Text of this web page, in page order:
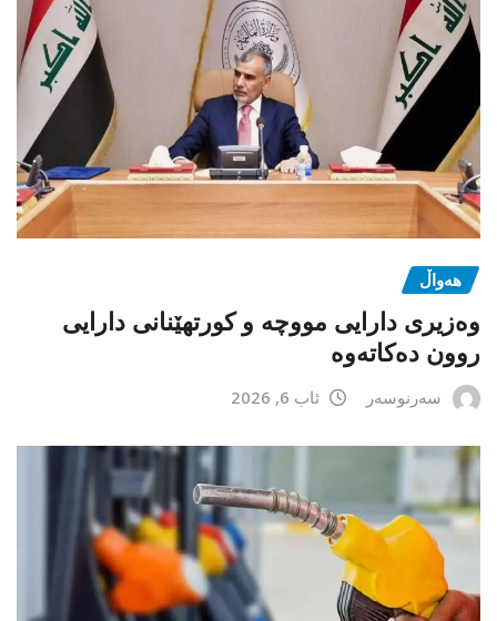
هەواڵ
وەزیری دارایی مووچە و کورتهێنانی دارایی
روون دەکاتەوە
سەرنوسەر ئاب 6, 2026